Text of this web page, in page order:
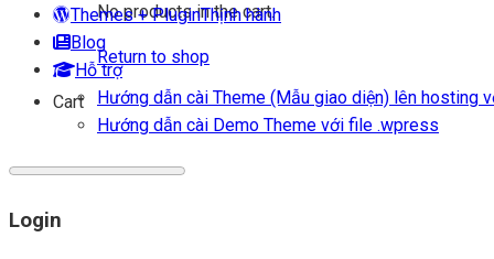
No products in the cart.
Return to shop
Cart
Themes + Plugin
Blog
Hỗ trợ
Hướng dẫn cài Theme (Mẫu giao diện) lên hosting
Hướng dẫn cài Demo Theme với file .wpress
Login